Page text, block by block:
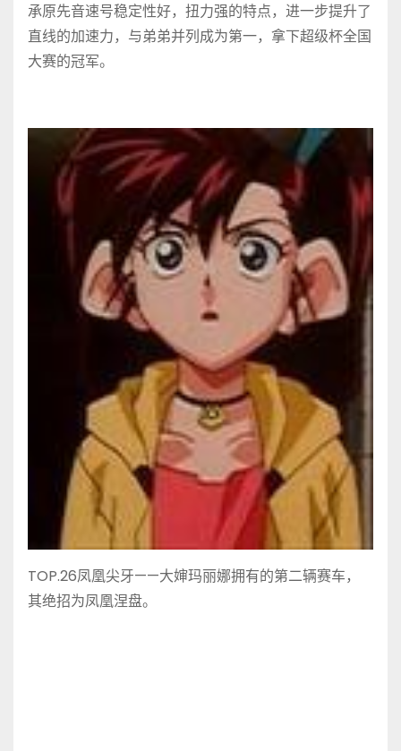
承原先音速号稳定性好，扭力强的特点，进一步提升了
直线的加速力，与弟弟并列成为第一，拿下超级杯全国
大赛的冠军。
TOP.26凤凰尖牙——大婶玛丽娜拥有的第二辆赛车，
其绝招为凤凰涅盘。